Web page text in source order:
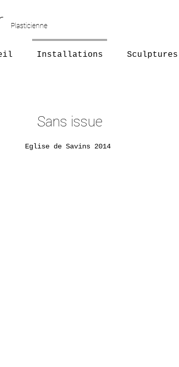
Plasticienne
Sans issue
Eglise de Savins 2014
Installations Sculptures